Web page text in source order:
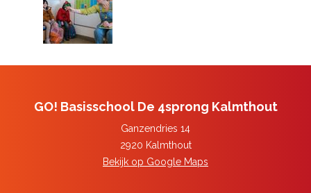
GO! Basisschool De 4sprong Kalmthout
Ganzendries 14
2920 Kalmthout
Bekijk op Google Maps